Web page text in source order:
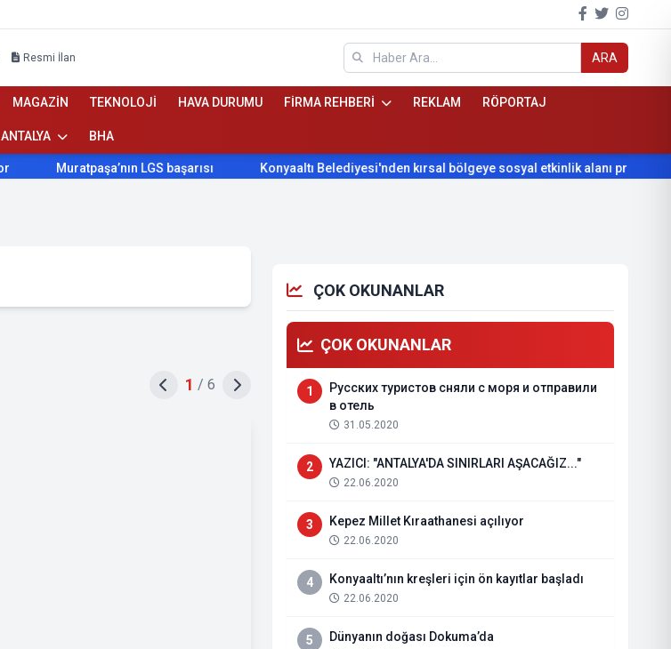
Resmi İlan ARA
MAGAZİN TEKNOLOJİ HAVA DURUMU FİRMA REHBERİ REKLAM RÖPORTAJ
ANTALYA BHA
Muratpaşa’nın LGS başarısı Konyaaltı Belediyesi'nden kırsal bölgeye sosyal etkinlik alanı projesi
1 / 6
ÇOK OKUNANLAR
ÇOK OKUNANLAR
1
Русских туристов сняли с моря и отправили
в отель
31.05.2020
2 YAZICI: "ANTALYA'DA SINIRLARI AŞACAĞIZ..."
22.06.2020
3 Kepez Millet Kıraathanesi açılıyor
22.06.2020
4 Konyaaltı’nın kreşleri için ön kayıtlar başladı
22.06.2020
5 Dünyanın doğası Dokuma’da